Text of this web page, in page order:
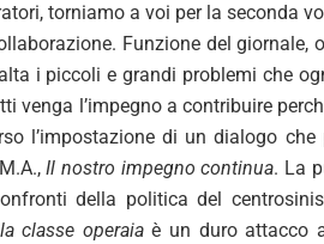
torniamo a voi per la seconda
Funzione del
i piccoli e grandi problemi che
venga l’impegno a contribuire
l’impostazione di un dialogo
Il nostro impegno continua. La
della politica del
classe operaiaè un duro attacco